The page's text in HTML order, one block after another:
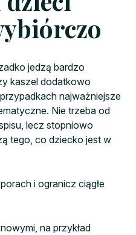
jedzą bardzo
kaszel dodatkowo
najważniejsze
Nie trzeba od
lecz stopniowo
tego, co dziecko jest w
i ogranicz ciągłe
na przykład